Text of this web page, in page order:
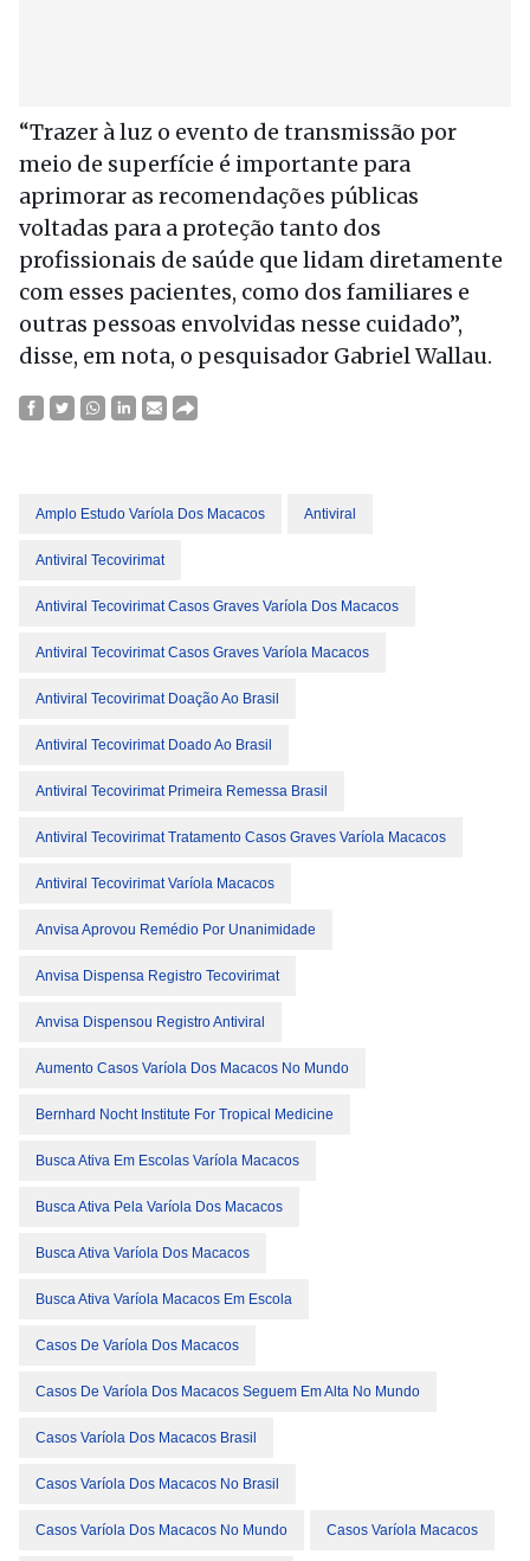
“Trazer à luz o evento de transmissão por
meio de superfície é importante para
aprimorar as recomendações públicas
voltadas para a proteção tanto dos
profissionais de saúde que lidam diretamente
com esses pacientes, como dos familiares e
outras pessoas envolvidas nesse cuidado”,
disse, em nota, o pesquisador Gabriel Wallau.
Amplo Estudo Varíola Dos Macacos Antiviral
Antiviral Tecovirimat
Antiviral Tecovirimat Casos Graves Varíola Dos Macacos
Antiviral Tecovirimat Casos Graves Varíola Macacos
Antiviral Tecovirimat Doação Ao Brasil
Antiviral Tecovirimat Doado Ao Brasil
Antiviral Tecovirimat Primeira Remessa Brasil
Antiviral Tecovirimat Tratamento Casos Graves Varíola Macacos
Antiviral Tecovirimat Varíola Macacos
Anvisa Aprovou Remédio Por Unanimidade
Anvisa Dispensa Registro Tecovirimat
Anvisa Dispensou Registro Antiviral
Aumento Casos Varíola Dos Macacos No Mundo
Bernhard Nocht Institute For Tropical Medicine
Busca Ativa Em Escolas Varíola Macacos
Busca Ativa Pela Varíola Dos Macacos
Busca Ativa Varíola Dos Macacos
Busca Ativa Varíola Macacos Em Escola
Casos De Varíola Dos Macacos
Casos De Varíola Dos Macacos Seguem Em Alta No Mundo
Casos Varíola Dos Macacos Brasil
Casos Varíola Dos Macacos No Brasil
Casos Varíola Dos Macacos No Mundo Casos Varíola Macacos